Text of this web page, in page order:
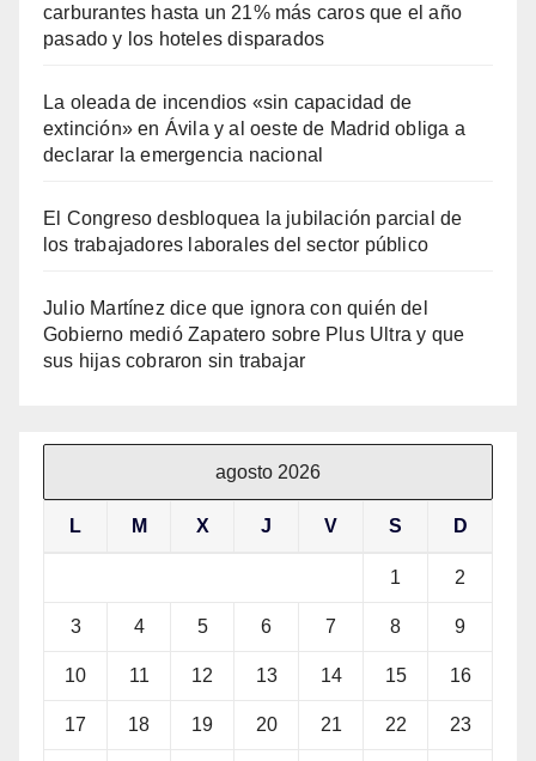
carburantes hasta un 21% más caros que el año
pasado y los hoteles disparados
La oleada de incendios «sin capacidad de
extinción» en Ávila y al oeste de Madrid obliga a
declarar la emergencia nacional
El Congreso desbloquea la jubilación parcial de
los trabajadores laborales del sector público
Julio Martínez dice que ignora con quién del
Gobierno medió Zapatero sobre Plus Ultra y que
sus hijas cobraron sin trabajar
agosto 2026
L M X J V S D
1 2
3 4 5 6 7 8 9
10 11 12 13 14 15 16
17 18 19 20 21 22 23